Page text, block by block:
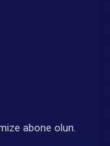
abone olun.